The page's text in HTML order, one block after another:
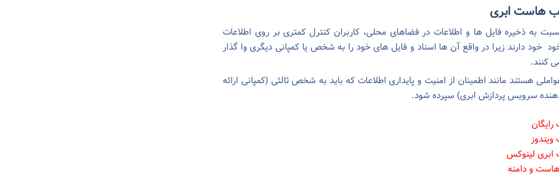
هاست ابری
به ذخیره فایل ها و اطلاعات در فضاهای محلی، کاربران کنترل کمتری بر روی اطلاعات
خود دارند زیرا در واقع آن ها اسناد و فایل های خود را به شخص یا کمپانی دیگری وا گذار
کنند.
هستند مانند اطمینان از امنیت و پایداری اطلاعات که باید به شخص ثالثی (کمپانی ارائه
سرویس پردازش ابری) سپرده شود.
لینوکس
و دامنه